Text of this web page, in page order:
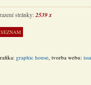
stránky:2539 x
graphic house, tvorba webu: